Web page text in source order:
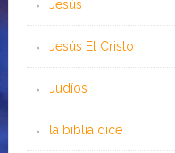
Jesús
Jesús El Cristo
Judíos
la biblia dice